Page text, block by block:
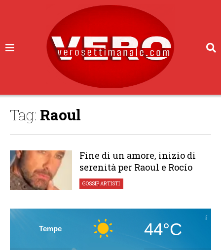
Tag: Raoul
Fine di un amore, inizio di
serenità per Raoul e Rocío
GOSSIP,ARTISTI
Tempe 44°C